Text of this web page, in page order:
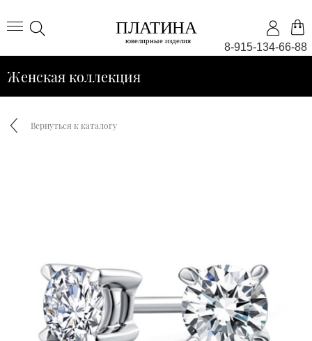
8-915-134-66-88
Женская коллекция
Вернуться к каталогу